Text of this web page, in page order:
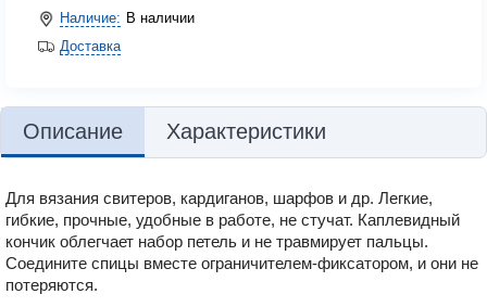
Наличие: В наличии
Доставка
Описание Характеристики
Для вязания свитеров, кардиганов, шарфов и др. Легкие,
гибкие, прочные, удобные в работе, не стучат. Каплевидный
кончик облегчает набор петель и не травмирует пальцы.
Соедините спицы вместе ограничителем-фиксатором, и они не
потеряются.